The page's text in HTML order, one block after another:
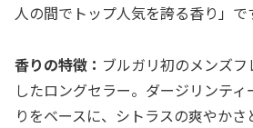
人の間でトップ人気を誇る香り」で
香りの特徴： ブルガリ初のメンズ
したロングセラー。ダージリンテ
りをベースに、シトラスの爽やか